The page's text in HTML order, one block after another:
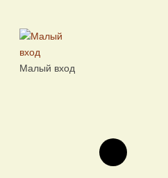
Малый вход